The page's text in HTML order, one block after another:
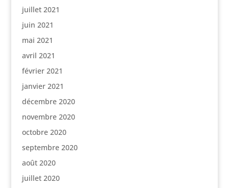
juillet 2021
juin 2021
mai 2021
avril 2021
février 2021
janvier 2021
décembre 2020
novembre 2020
octobre 2020
septembre 2020
août 2020
juillet 2020